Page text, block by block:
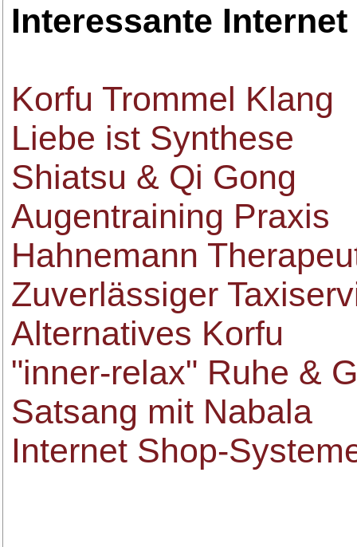
Interessante
Korfu Trommel Klang
Liebe ist Synthese
Shiatsu & Qi Gong
Augentraining Praxis
Hahnemann
Zuverlässiger
Alternatives Korfu
"inner-relax" Ruhe &
Satsang mit Nabala
Internet Shop-